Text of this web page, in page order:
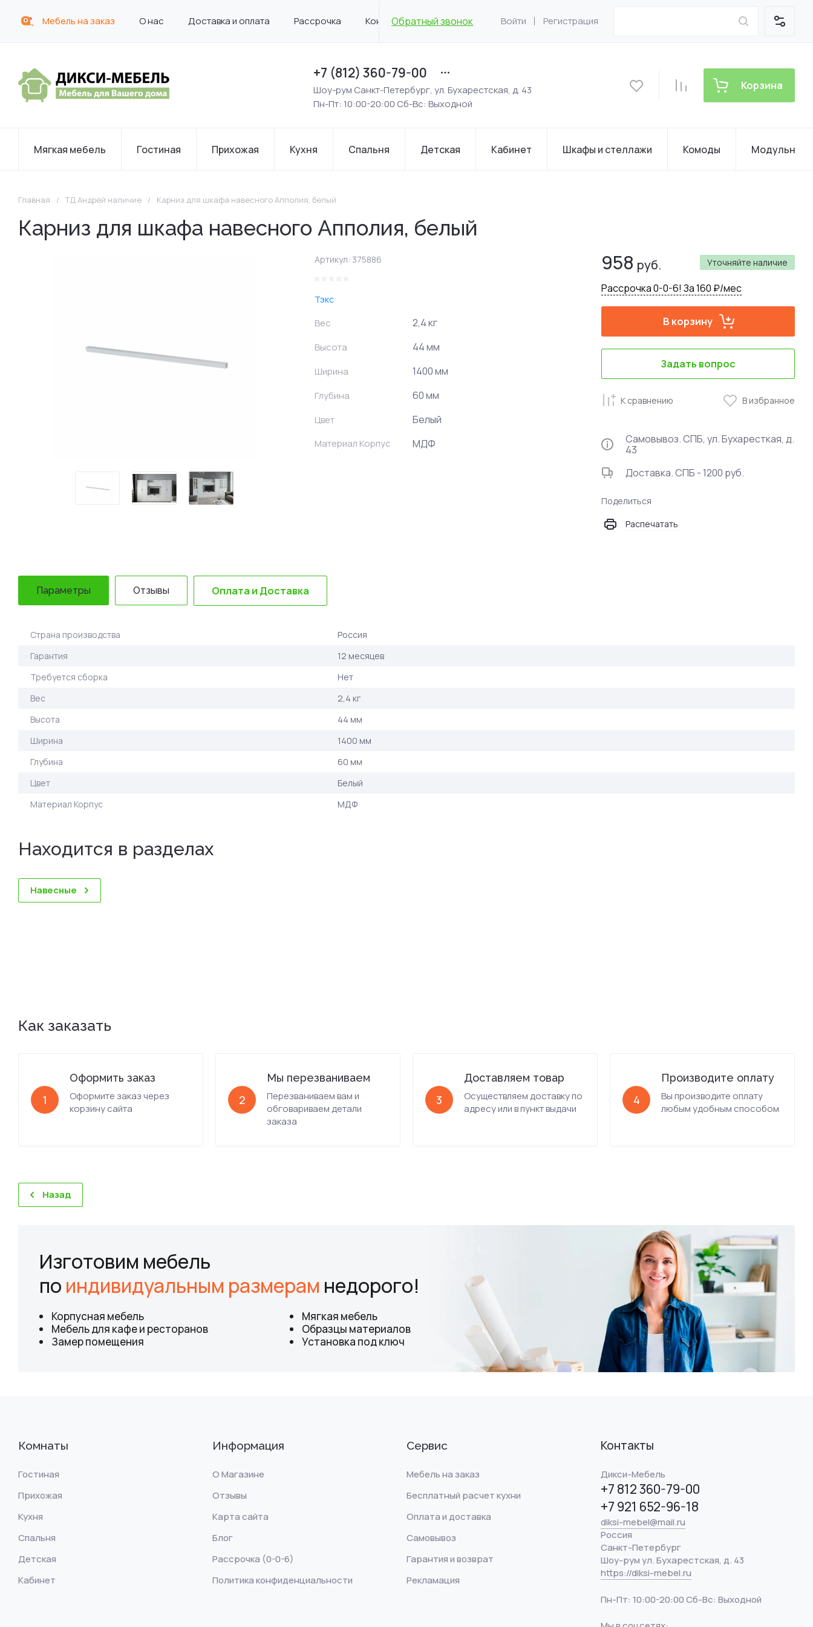
Мебель на заказ О нас Доставка и оплата Рассрочка КонтактыОбратный звонок Войти Регистрация
+7 (812) 360-79-00
Шоу-рум Санкт-Петербург, ул. Бухарестская, д. 43
Пн-Пт: 10:00-20:00 Сб-Вс: Выходной
Корзина
Мягкая мебель Гостиная Прихожая Кухня Спальня Детская Кабинет Шкафы и стеллажи Комоды Модульные
Главная / ТД Андрей наличие / Карниз для шкафа навесного Апполия, белый
Карниз для шкафа навесного Апполия, белый
Артикул: 375886
Тэкс
Вес 2,4 кг
Высота 44 мм
Ширина 1400 мм
Глубина 60 мм
Цвет Белый
Материал Корпус МДФ
Уточняйте наличие
958 руб.
Рассрочка 0-0-6! За 160 ₽/мес
В корзину
Задать вопрос
К сравнению В избранное
Самовывоз. СПБ, ул. Бухаресткая, д.
43
Доставка. СПБ - 1200 руб.
Поделиться
Распечатать
Параметры Отзывы Оплата и Доставка
Страна производства
Россия
Гарантия
12 месяцев
Требуется сборка
Нет
Вес
2,4 кг
Высота
44 мм
Ширина
1400 мм
Глубина
60 мм
Цвет
Белый
Материал Корпус
МДФ
Находится в разделах
Навесные
Как заказать
1
Оформить заказ
Оформите заказ через
корзину сайта
2
Мы перезваниваем
Перезваниваем вам и
обговариваем детали
заказа
3
Доставляем товар
Осуществляем доставку по
адресу или в пункт выдачи
4
Производите оплату
Вы производите оплату
любым удобным способом
Назад
Изготовим мебель
по индивидуальным размерам недорого!
Корпусная мебель
Мягкая мебель
Мебель для кафе и ресторанов
Образцы материалов
Замер помещения
Установка под ключ
Комнаты
Гостиная
Прихожая
Кухня
Спальня
Детская
Кабинет
Информация
О Магазине
Отзывы
Карта сайта
Блог
Рассрочка (0-0-6)
Политика конфиденциальности
Сервис
Мебель на заказ
Бесплатный расчет кухни
Оплата и доставка
Самовывоз
Гарантия и возврат
Рекламация
Контакты
Дикси-Мебель
+7 812 360-79-00
+7 921 652-96-18
diksi-mebel@mail.ru
Россия
Санкт-Петербург
Шоу-рум ул. Бухарестская, д. 43
https://diksi-mebel.ru
Пн-Пт: 10:00-20:00 Сб-Вс: Выходной